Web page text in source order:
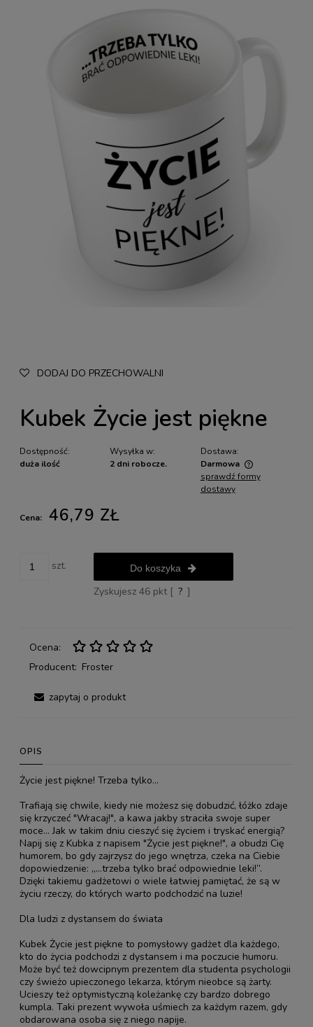
DODAJ DO PRZECHOWALNI
Kubek Życie jest piękne
Dostępność:
duża ilość
Wysyłka w:
2 dni robocze.
Dostawa:
Darmowa
Cena nie zawiera ewentualnych kosztów płatności
sprawdź formy
dostawy
Cena: 46,79 ZŁ
szt. Do koszyka
Zyskujesz 46pkt [ ? ]
Ocena:
Producent: Froster
zapytaj o produkt
OPIS
Życie jest piękne! Trzeba tylko...
Trafiają się chwile, kiedy nie możesz się dobudzić, łóżko zdaje
się krzyczeć "Wracaj!", a kawa jakby straciła swoje super
moce... Jak w takim dniu cieszyć się życiem i tryskać energią?
Napij się z Kubka z napisem "Życie jest piękne!", a obudzi Cię
humorem, bo gdy zajrzysz do jego wnętrza, czeka na Ciebie
dopowiedzenie: „…trzeba tylko brać odpowiednie leki!”.
Dzięki takiemu gadżetowi o wiele łatwiej pamiętać, że są w
życiu rzeczy, do których warto podchodzić na luzie!
Dla ludzi z dystansem do świata
Kubek Życie jest piękne to pomysłowy gadżet dla każdego,
kto do życia podchodzi z dystansem i ma poczucie humoru.
Może być też dowcipnym prezentem dla studenta psychologii
czy świeżo upieczonego lekarza, którym nieobce są żarty.
Ucieszy też optymistyczną koleżankę czy bardzo dobrego
kumpla. Taki prezent wywoła uśmiech za każdym razem, gdy
obdarowana osoba się z niego napije.